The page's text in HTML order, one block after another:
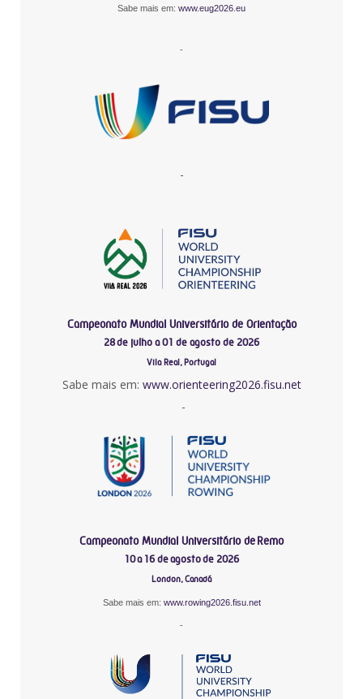
Sabe mais em: www.eug2026.eu
-
-
Campeonato Mundial Universitário de Orientação
28 de julho a 01 de agosto de 2026
Vila Real, Portugal
Sabe mais em: www.orienteering2026.fisu.net
-
Campeonato Mundial Universitário de Remo
10 a 16 de agosto de 2026
London, Canadá
Sabe mais em: www.rowing2026.fisu.net
-